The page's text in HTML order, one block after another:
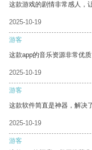
这款游戏的剧情非常感人，
2025-10-19
游客
这款app的音乐资源非常优
2025-10-19
游客
这款软件简直是神器，解决
2025-10-19
游客